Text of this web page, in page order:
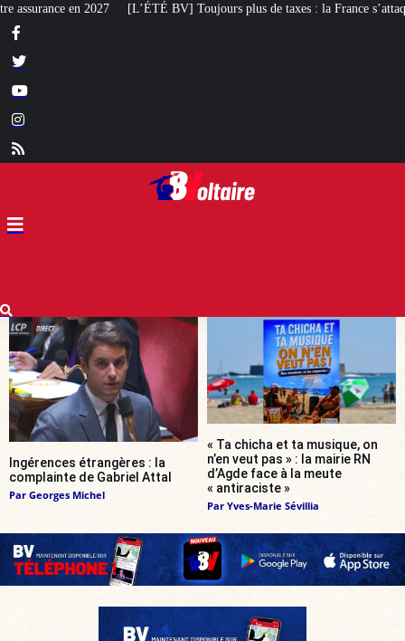
Toujours plus de taxes : la France s’attaque désormais aux serres de jardin
Ingérences étrangères : la
complainte de Gabriel Attal
Par Georges Michel
« Ta chicha et ta musique, on
n’en veut pas » : la mairie RN
d’Agde face à la meute
« antiraciste »
Par Yves-Marie Sévillia